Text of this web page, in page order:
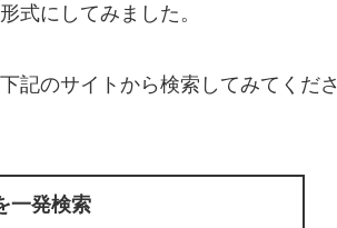
式にしてみました。
記のサイトから検索してみてくださ
一発検索